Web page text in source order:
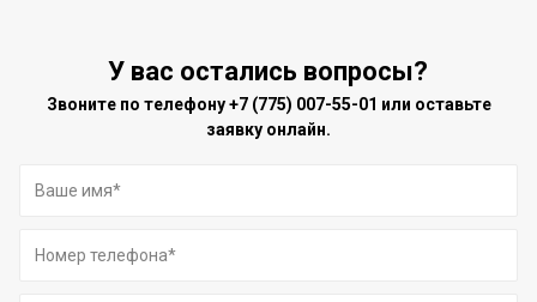
У вас остались вопросы?
Звоните по телефону+7 (775) 007-55-01 или оставьте
заявку онлайн.